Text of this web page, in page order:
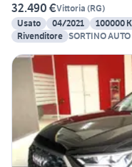
32.490 €Vittoria (RG)
Usato
04/2021 100000
Rivenditore SORTINO